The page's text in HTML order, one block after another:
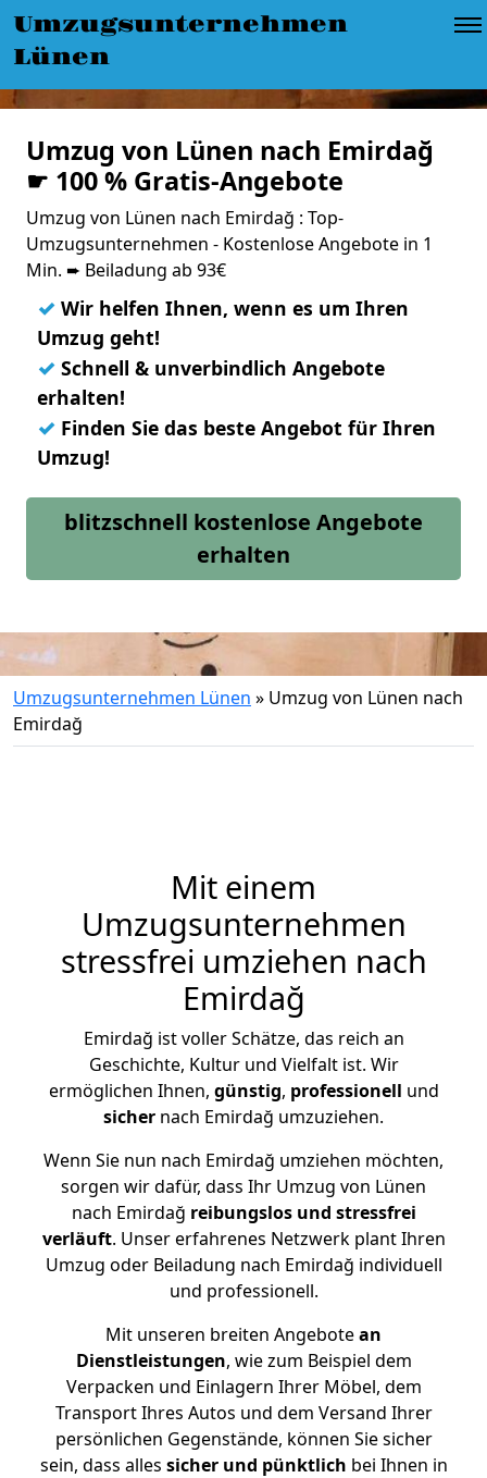
Umzugsunternehmen
Lünen
Umzug von Lünen nach Emirdağ
☛ 100 % Gratis-Angebote
Umzug von Lünen nach Emirdağ : Top-
Umzugsunternehmen - Kostenlose Angebote in 1
Min. ➨ Beiladung ab 93€
✓ Wir helfen Ihnen, wenn es um Ihren
Umzug geht!
✓ Schnell & unverbindlich Angebote
erhalten!
✓ Finden Sie das beste Angebot für Ihren
Umzug!
blitzschnell kostenlose Angebote
erhalten
Umzugsunternehmen Lünen » Umzug von Lünen nach
Emirdağ
Mit einem
Umzugsunternehmen
stressfrei umziehen nach
Emirdağ
Emirdağ ist voller Schätze, das reich an
Geschichte, Kultur und Vielfalt ist. Wir
ermöglichen Ihnen, günstig, professionell und
sicher nach Emirdağ umzuziehen.
Wenn Sie nun nach Emirdağ umziehen möchten,
sorgen wir dafür, dass Ihr Umzug von Lünen
nach Emirdağ reibungslos und stressfrei
verläuft. Unser erfahrenes Netzwerk plant Ihren
Umzug oder Beiladung nach Emirdağ individuell
und professionell.
Mit unseren breiten Angebotean
Dienstleistungen, wie zum Beispiel dem
Verpacken und Einlagern Ihrer Möbel, dem
Transport Ihres Autos und dem Versand Ihrer
persönlichen Gegenstände, können Sie sicher
sein, dass alles sicher und pünktlich bei Ihnen in